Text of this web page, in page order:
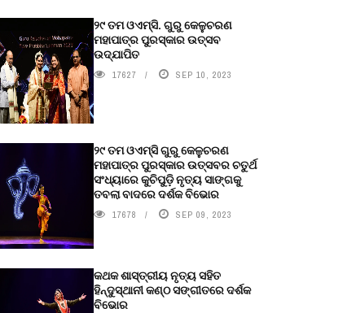
୨୯ ତମ ଓଏମ୍‌ସି. ଗୁରୁ କେଳୁଚରଣ
ମହାପାତ୍ର ପୁରସ୍କାର ଉତ୍ସବ
ଉଦ୍‍ଯାପିତ
17627 SEP 10, 2023
୨୯ ତମ ଓଏମ୍‌ସି ଗୁରୁ କେଳୁଚରଣ
ମହାପାତ୍ର ପୁରସ୍କାର ଉତ୍ସବର ଚତୁର୍ଥ
ସଂଧ୍ୟାରେ କୁଚିପୁଡ଼ି ନୃତ୍ୟ ସାଙ୍ଗକୁ
ତବଲା ବାଦରେ ଦର୍ଶକ ବିଭୋର
17678 SEP 09, 2023
କଥକ ଶାସ୍ତ୍ରୀୟ ନୃତ୍ୟ ସହିତ
ହିନ୍ଦୁସ୍ଥାନୀ କଣ୍ଠ ସଙ୍ଗୀତରେ ଦର୍ଶକ
ବିଭୋର